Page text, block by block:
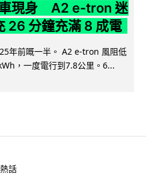
現身 A2 e-tron 迷
分鐘充滿 8 成電
年前嘅一半。 A2 e-tron 風阻低
，一度電行到7.8公里。6...
話